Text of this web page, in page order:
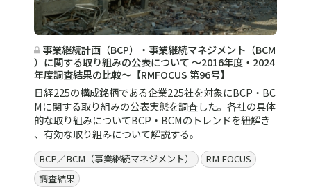
事業継続計画（BCP）・事業継続マネジメント（BCM
）に関する取り組みの公表について ～2016年度・2024
年度調査結果の比較～【RMFOCUS 第96号】
日経225の構成銘柄である企業225社を対象にBCP・BC
Mに関する取り組みの公表実態を調査した。各社の具体
的な取り組みについてBCP・BCMのトレンドを紐解き
、有効な取り組みについて解説する。
BCP／BCM（事業継続マネジメント）
RM FOCUS
調査結果